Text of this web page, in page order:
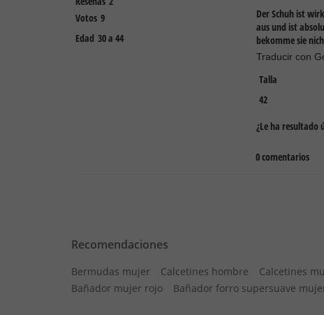
Recomendaciones
Bermudas mujer Calcetines hombre Calcetines
Bañador mujer rojo
Bañador forro supersuave